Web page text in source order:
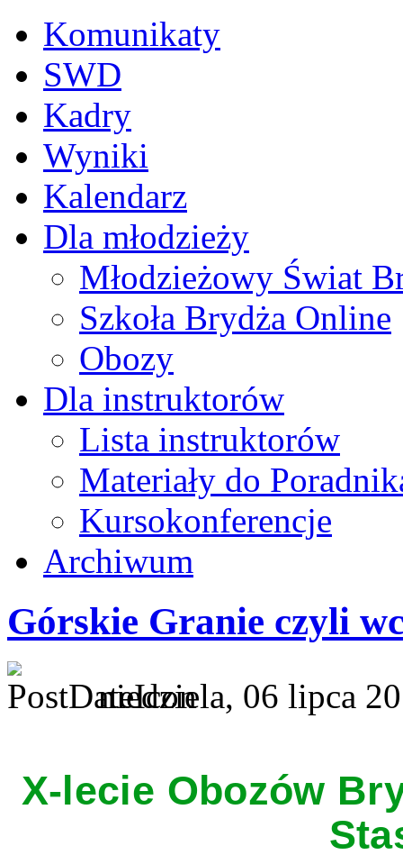
Komunikaty
SWD
Kadry
Wyniki
Kalendarz
Dla młodzieży
Młodzieżowy Świat
Szkoła Brydża Online
Obozy
Dla instruktorów
Lista instruktorów
Materiały do
Kursokonferencje
Archiwum
Górskie Granie czyli
niedziela, 06 lipca
X-lecie Obozów